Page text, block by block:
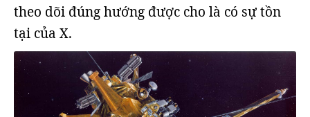
theo dõi đúng hướng được cho là có sự tồn
tại của X.